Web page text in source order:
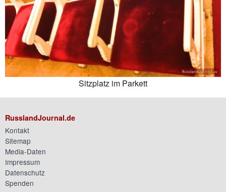
Sitzplatz im Parkett
RusslandJournal.de
Kontakt
Sitemap
Media-Daten
Impressum
Datenschutz
Spenden